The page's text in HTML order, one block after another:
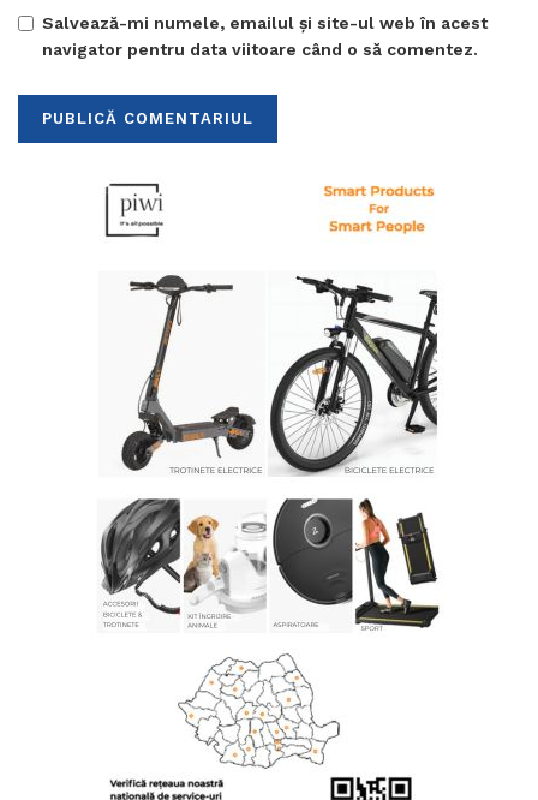
Salvează-mi numele, emailul și site-ul web în acest
navigator pentru data viitoare când o să comentez.